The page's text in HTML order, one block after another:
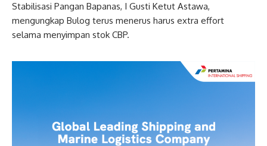
Stabilisasi Pangan Bapanas, I Gusti Ketut Astawa,
mengungkap Bulog terus menerus harus extra effort
selama menyimpan stok CBP.